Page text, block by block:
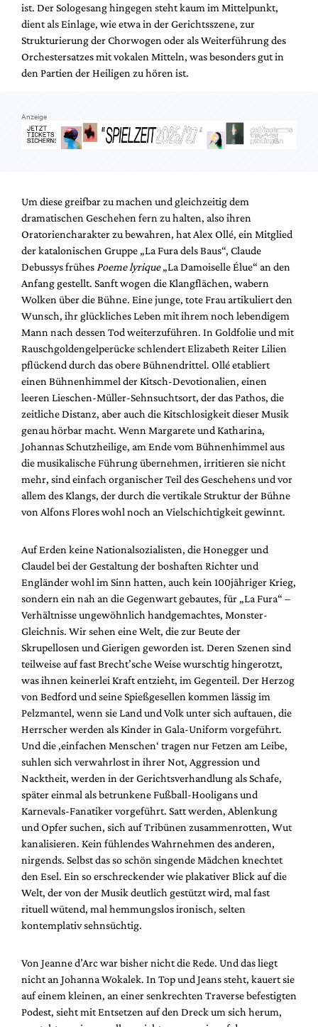
ist. Der Sologesang hingegen steht kaum im Mittelpunkt,
dient als Einlage, wie etwa in der Gerichtsszene, zur
Strukturierung der Chorwogen oder als Weiterführung des
Orchestersatzes mit vokalen Mitteln, was besonders gut in
den Partien der Heiligen zu hören ist.
Anzeige
Um diese greifbar zu machen und gleichzeitig dem
dramatischen Geschehen fern zu halten, also ihren
Oratoriencharakter zu bewahren, hat Alex Ollé, ein Mitglied
der katalonischen Gruppe „La Fura dels Baus“, Claude
Debussys frühes Poeme lyrique„La Damoiselle Élue“ an den
Anfang gestellt. Sanft wogen die Klangflächen, wabern
Wolken über die Bühne. Eine junge, tote Frau artikuliert den
Wunsch, ihr glückliches Leben mit ihrem noch lebendigem
Mann nach dessen Tod weiterzuführen. In Goldfolie und mit
Rauschgoldengelperücke schlendert Elizabeth Reiter Lilien
pflückend durch das obere Bühnendrittel. Ollé etabliert
einen Bühnenhimmel der Kitsch-Devotionalien, einen
leeren Lieschen-Müller-Sehnsuchtsort, der das Pathos, die
zeitliche Distanz, aber auch die Kitschlosigkeit dieser Musik
genau hörbar macht. Wenn Margarete und Katharina,
Johannas Schutzheilige, am Ende vom Bühnenhimmel aus
die musikalische Führung übernehmen, irritieren sie nicht
mehr, sind einfach organischer Teil des Geschehens und vor
allem des Klangs, der durch die vertikale Struktur der Bühne
von Alfons Flores wohl noch an Vielschichtigkeit gewinnt.
Auf Erden keine Nationalsozialisten, die Honegger und
Claudel bei der Gestaltung der boshaften Richter und
Engländer wohl im Sinn hatten, auch kein 100jähriger Krieg,
sondern ein nah an die Gegenwart gebautes, für „La Fura“ –
Verhältnisse ungewöhnlich handgemachtes, Monster-
Gleichnis. Wir sehen eine Welt, die zur Beute der
Skrupellosen und Gierigen geworden ist. Deren Szenen sind
teilweise auf fast Brecht’sche Weise wurschtig hingerotzt,
was ihnen keinerlei Kraft entzieht, im Gegenteil. Der Herzog
von Bedford und seine Spießgesellen kommen lässig im
Pelzmantel, wenn sie Land und Volk unter sich auftauen, die
Herrscher werden als Kinder in Gala-Uniform vorgeführt.
Und die ‚einfachen Menschen‘ tragen nur Fetzen am Leibe,
suhlen sich verwahrlost in ihrer Not, Aggression und
Nacktheit, werden in der Gerichtsverhandlung als Schafe,
später einmal als betrunkene Fußball-Hooligans und
Karnevals-Fanatiker vorgeführt. Satt werden, Ablenkung
und Opfer suchen, sich auf Tribünen zusammenrotten, Wut
kanalisieren. Kein fühlendes Wahrnehmen des anderen,
nirgends. Selbst das so schön singende Mädchen knechtet
den Esel. Ein so erschreckender wie plakativer Blick auf die
Welt, der von der Musik deutlich gestützt wird, mal fast
rituell wütend, mal hemmungslos ironisch, selten
kontemplativ sehnsüchtig.
Von Jeanne d’Arc war bisher nicht die Rede. Und das liegt
nicht an Johanna Wokalek. In Top und Jeans steht, kauert sie
auf einem kleinen, an einer senkrechten Traverse befestigten
Podest, sieht mit Entsetzen auf den Dreck um sich herum,